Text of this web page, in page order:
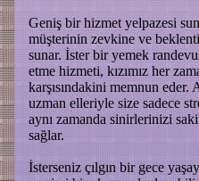
Geniş bir hizmet yelpazesi
müşterinin zevkine ve
sunar. İster bir yemek
etme hizmeti, kızımız her
karşısındakini memnun eder.
uzman elleriyle size sadece
aynı zamanda sinirlerinizi
sağlar.
İsterseniz çılgın bir gece